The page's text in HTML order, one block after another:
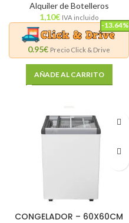
Alquiler de Botelleros
1,10€ IVA incluido
-13.64%
0.95€ Precio Click & Drive
AÑADE AL CARRITO
CONGELADOR – 60X60CM